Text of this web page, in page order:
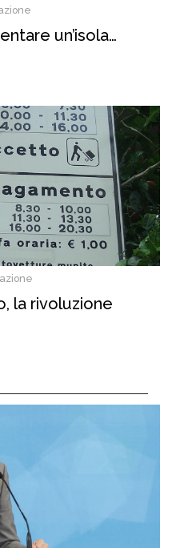
un’isola…
la rivoluzione